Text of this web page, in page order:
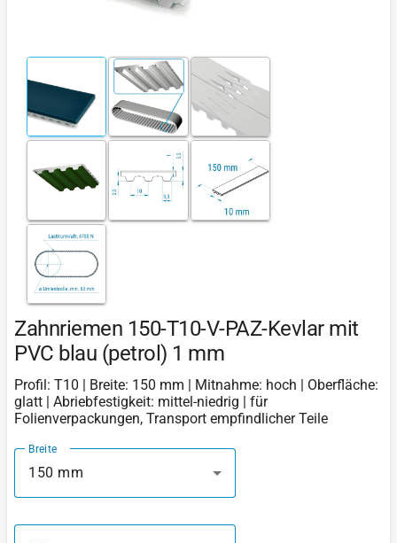
Zahnriemen 150-T10-V-PAZ-Kevlar mit
PVC blau (petrol) 1 mm
Profil: T10 | Breite: 150 mm | Mitnahme: hoch | Oberfläche:
glatt | Abriebfestigkeit: mittel-niedrig | für
Folienverpackungen, Transport empfindlicher Teile
Breite
150 mm